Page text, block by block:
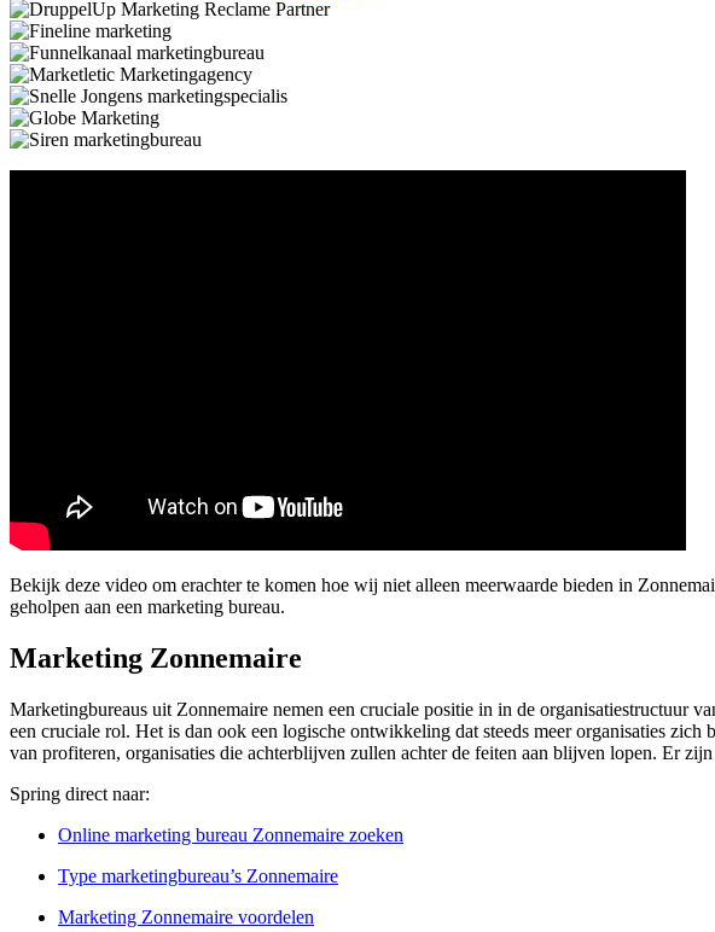
Bekijk deze video om erachter te komen hoe wij niet alleen meerwaarde bieden in
geholpen aan een marketing bureau.
Marketing Zonnemaire
Marketingbureaus uit Zonnemaire nemen een cruciale positie in in de organisatiestructuur
een cruciale rol. Het is dan ook een logische ontwikkeling dat steeds meer organisaties
van profiteren, organisaties die achterblijven zullen achter de feiten aan blijven lopen. Er
Spring direct naar:
Online marketing bureau Zonnemaire zoeken
Type marketingbureau’s Zonnemaire
Marketing Zonnemaire voordelen